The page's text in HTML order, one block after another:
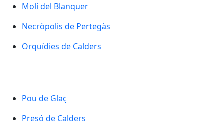
Molí del Blanquer
Molí del Blanquer
Necròpolis de Pertegàs
Necròpolis de Pertegàs
Orquídies de Calders
Orquídies de Calders
Pou de Glaç
Pou de Glaç
Presó de Calders
Presó de Calders